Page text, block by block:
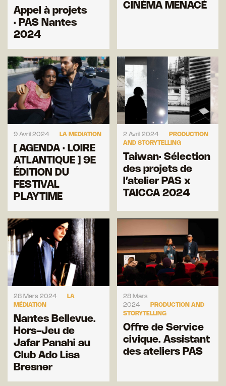
Appel à projets
· PAS Nantes
2024
CINÉMA MENACÉ
9 Avril 2024 LA MÉDIATION
[ AGENDA · LOIRE
ATLANTIQUE ] 9E
ÉDITION DU
FESTIVAL
PLAYTIME
2 Avril 2024
PRODUCTION
AND STORYTELLING
Taiwan· Sélection
des projets de
l’atelier PAS x
TAICCA 2024
28 Mars 2024
LA
MÉDIATION
Nantes Bellevue.
Hors-Jeu de
Jafar Panahi au
Club Ado Lisa
Bresner
28 Mars
2024
PRODUCTION AND
STORYTELLING
Offre de Service
civique. Assistant
des ateliers PAS